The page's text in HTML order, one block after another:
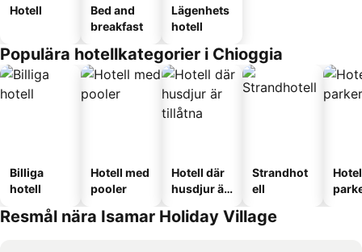
Hotell
Bed and
breakfast
Lägenhets
hotell
Populära hotellkategorier i Chioggia
Billiga
hotell
Hotell med
pooler
Hotell där
husdjur är
Strandhot
ell
Resmål nära Isamar Holiday Village